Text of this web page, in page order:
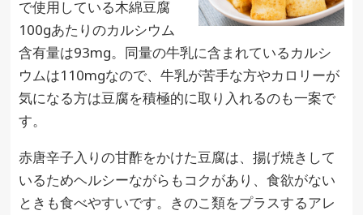
で使用している木綿豆腐
100gあたりのカルシウム
含有量は93mg。同量の牛乳に含まれているカルシ
ウムは110mgなので、牛乳が苦手な方やカロリーが
気になる方は豆腐を積極的に取り入れるのも一案で
す。
赤唐辛子入りの甘酢をかけた豆腐は、揚げ焼きして
いるためヘルシーながらもコクがあり、食欲がない
ときも食べやすいです。きのこ類をプラスするアレ